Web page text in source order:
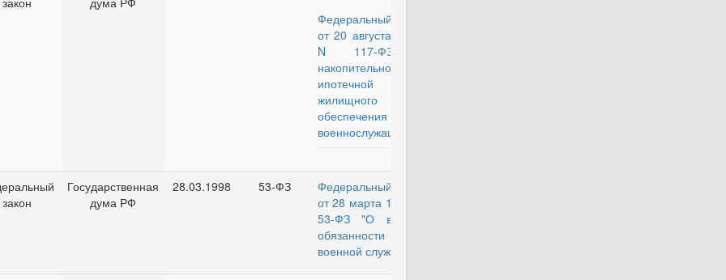
Федеральный закон
от 20 августа 2004 г.
N 117-ФЗ "О
накопительно-
ипотечной системе
жилищного
обеспечения
военнослужащих"
закон
Государственная
дума РФ
28.03.1998 53-ФЗ
Федеральный закон
от 28 марта 1998 г. N
53-ФЗ "О воинской
обязанности и
военной службе"